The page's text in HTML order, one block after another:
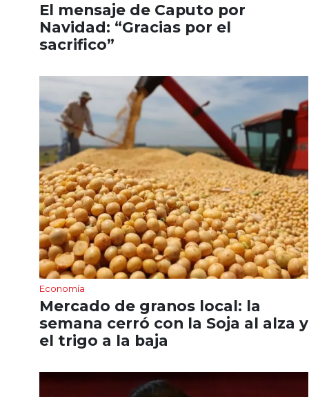
El mensaje de Caputo por
Navidad: “Gracias por el
sacrifico”
Economía
Mercado de granos local: la
semana cerró con la Soja al alza y
el trigo a la baja